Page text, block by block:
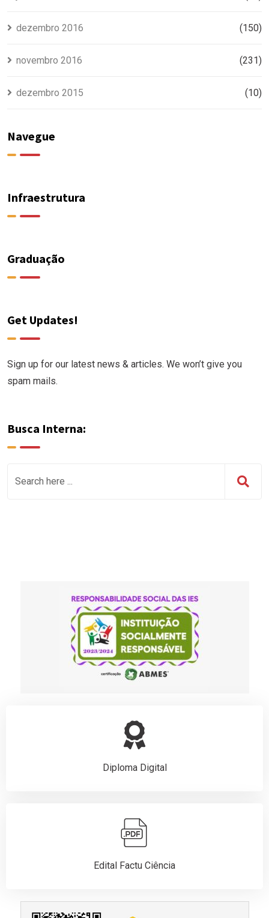
dezembro 2016 (150)
novembro 2016 (231)
dezembro 2015 (10)
Navegue
Infraestrutura
Graduação
Get Updates!
Sign up for our latest news & articles. We won’t give you
spam mails.
Busca Interna:
Diploma Digital
Edital Factu Ciência